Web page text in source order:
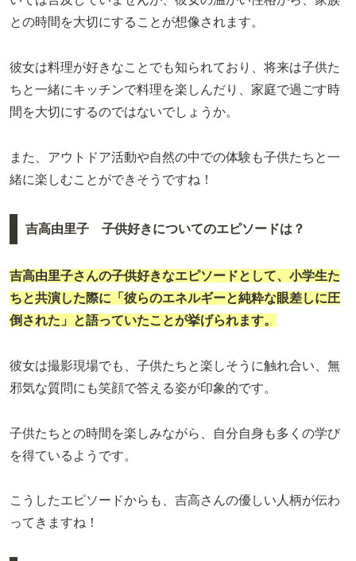
との時間を大切にすることが想像されます。
彼女は料理が好きなことでも知られており、将来は子供た
ちと一緒にキッチンで料理を楽しんだり、家庭で過ごす時
間を大切にするのではないでしょうか。
また、アウトドア活動や自然の中での体験も子供たちと一
緒に楽しむことができそうですね！
吉高由里子 子供好きについてのエピソードは？
吉高由里子さんの子供好きなエピソードとして、小学生た
ちと共演した際に「彼らのエネルギーと純粋な眼差しに圧
倒された」と語っていたことが挙げられます。
彼女は撮影現場でも、子供たちと楽しそうに触れ合い、無
邪気な質問にも笑顔で答える姿が印象的です。
子供たちとの時間を楽しみながら、自分自身も多くの学び
を得ているようです。
こうしたエピソードからも、吉高さんの優しい人柄が伝わ
ってきますね！